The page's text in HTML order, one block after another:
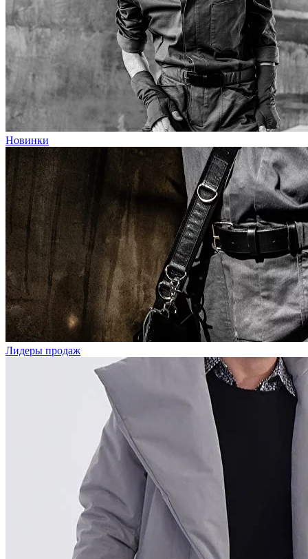
Новинки
Лидеры продаж